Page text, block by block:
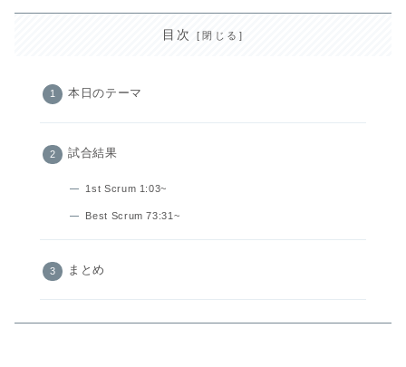
目次
本日のテーマ
試合結果
1st Scrum 1:03~
Best Scrum 73:31~
まとめ